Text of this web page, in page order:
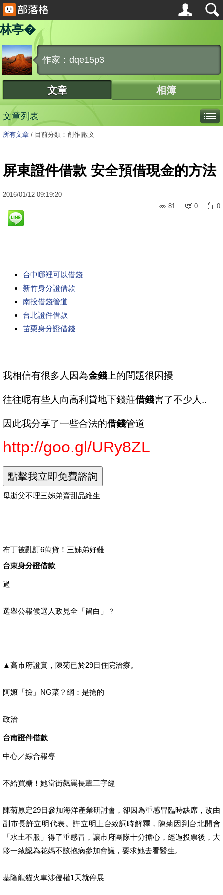
林亭�
作家：dqe15p3
文章 相簿
文章列表
所有文章 / 目前分類：創作|散文
屏東證件借款 安全預借現金的方法
2016/01/12 09:19:20
81
0 0
台中哪裡可以借錢
新竹身分證借款
南投借錢管道
台北證件借款
苗栗身分證借錢
我相信有很多人因為金錢 上的問題很困擾
往往呢有些人向高利貸地下錢莊借錢害了不少人..
因此我分享了一些合法的借錢管道
http://goo.gl/URy8ZL
母逝父不理三姊弟賣甜品維生
布丁被亂訂6萬貨！三姊弟好難
台東身分證借款
過
選舉公報候選人政見全「留白」？
▲高市府證實，陳菊已於29日住院治療。
阿嬤「撿」NG菜？網：是搶的
政治
台南證件借款
中心／綜合報導
不給買糖！她當街飆罵長輩三字經
陳菊原定29日參加海洋產業研討會，卻因為重感冒臨時缺席，改由
副市長許立明代表。許立明上台致詞時解釋，陳菊因到台北開會
「水土不服」得了重感冒，讓市府團隊十分擔心，經過投票後，大
夥一致認為花媽不該抱病參加會議，要求她去看醫生。
基隆龍貓火車涉侵權1天就停展